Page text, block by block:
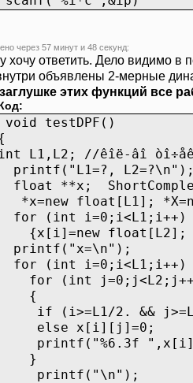
через 57 минут и 48 секунд:
хочу ответить. Дело видимо в
объявлены 2-мерные
этих функций все
void testDPF()
int L1,L2; //êîë-âî òî÷åê
printf("L1=?,
float **x;
*x=new float[L1];
for (int i=0;i<L1;i++)
{x[i]=new float[L2];
printf("x=\n");
for (int
for (int
{
if (i>=L1/2. &&
else x[i][j]=0;
printf("%6.3f
}
printf("\n");